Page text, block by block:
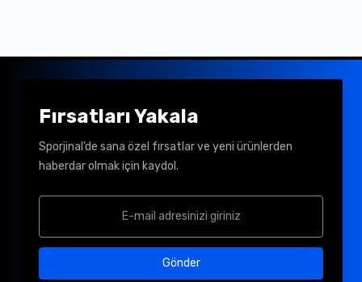
Fırsatları Yakala
Sporjinal’de sana özel fırsatlar ve yeni ürünlerden
haberdar olmak için kaydol.
Gönder